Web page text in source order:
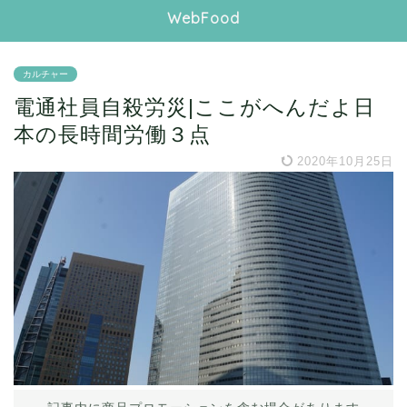
WebFood
カルチャー
電通社員自殺労災|ここがへんだよ日
本の長時間労働３点
2020年10月25日